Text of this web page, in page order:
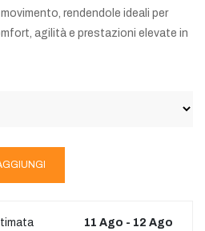
rendendole ideali per
agilità e prestazioni elevate in
11 Ago - 12 Ago